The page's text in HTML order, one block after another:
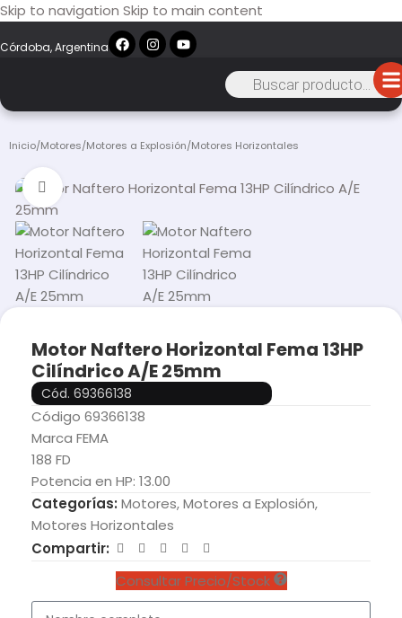
Skip to navigation Skip to main content
Córdoba, Argentina
Inicio/Motores/Motores a Explosión/Motores Horizontales
Click to enlarge
Motor Naftero Horizontal Fema 13HP
Cilíndrico A/E 25mm
Cód. 69366138
Código 69366138
Marca FEMA
188 FD
Potencia en HP: 13.00
Categorías: Motores,Motores a Explosión,
Motores Horizontales
Compartir:
Consultar Precio/Stock